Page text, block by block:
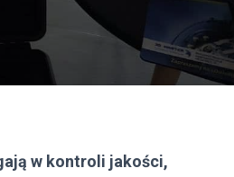
w kontroli jakości,